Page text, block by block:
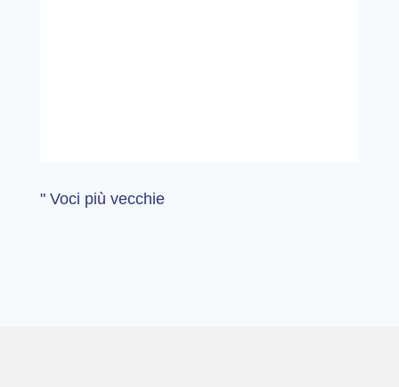
" Voci più vecchie